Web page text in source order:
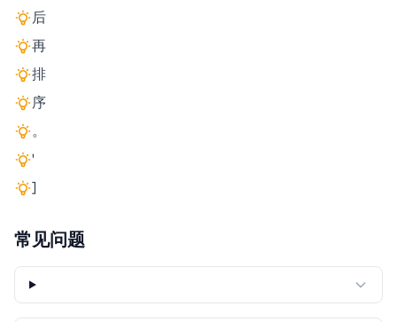
后
再
排
序
。
'
]
常见问题